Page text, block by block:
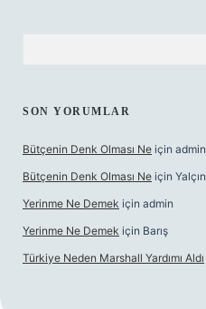
SON YORUMLAR
Bütçenin Denk Olması Ne için admin
Bütçenin Denk Olması Ne için Yalçın
Yerinme Ne Demek için admin
Yerinme Ne Demek için Barış
Türkiye Neden Marshall Yardımı Aldı